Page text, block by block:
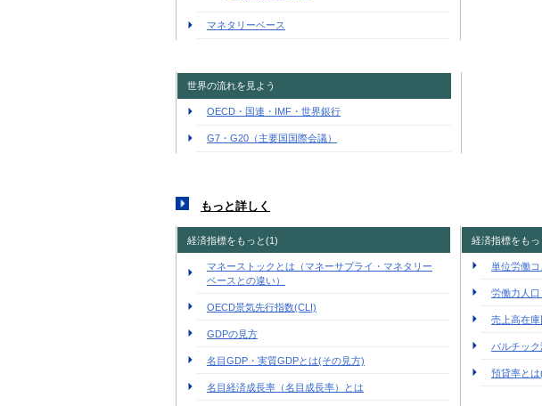
マネタリーベース
世界の流れを見よう
OECD・国連・IMF・世界銀行
G7・G20（主要国国際会議）
もっと詳しく
経済指標をもっと(1)
マネーストックとは（マネーサプライ・マネタリー
ベースとの違い）
OECD景気先行指数(CLI)
GDPの見方
名目GDP・実質GDPとは(その見方)
名目経済成長率（名目成長率）とは
経済指標をもっ
単位労働
労働力人
売上高在庫
バルチッ
預貸率と